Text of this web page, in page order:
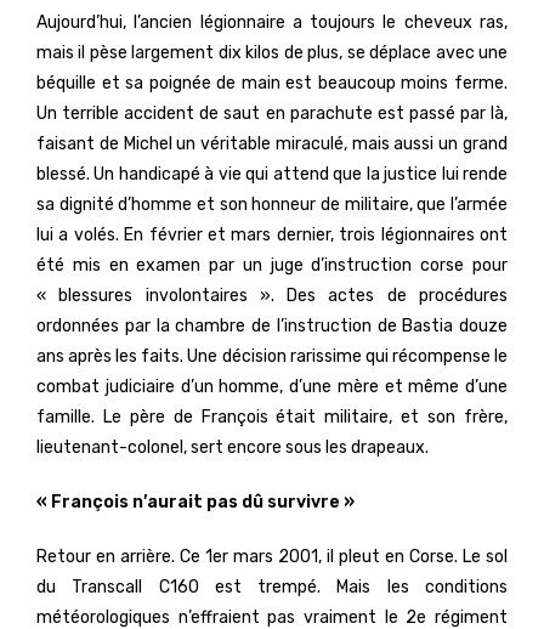
Aujourd’hui, l’ancien légionnaire a toujours le cheveux ras,
mais il pèse largement dix kilos de plus, se déplace avec une
béquille et sa poignée de main est beaucoup moins ferme.
Un terrible accident de saut en parachute est passé par là,
faisant de Michel un véritable miraculé, mais aussi un grand
blessé. Un handicapé à vie qui attend que la justice lui rende
sa dignité d’homme et son honneur de militaire, que l’armée
lui a volés. En février et mars dernier, trois légionnaires ont
été mis en examen par un juge d’instruction corse pour
« blessures involontaires ». Des actes de procédures
ordonnées par la chambre de l’instruction de Bastia douze
ans après les faits. Une décision rarissime qui récompense le
combat judiciaire d’un homme, d’une mère et même d’une
famille. Le père de François était militaire, et son frère,
lieutenant-colonel, sert encore sous les drapeaux.
« François n’aurait pas dû survivre »
Retour en arrière. Ce 1er mars 2001, il pleut en Corse. Le sol
du Transcall C160 est trempé. Mais les conditions
météorologiques n’effraient pas vraiment le 2e régiment